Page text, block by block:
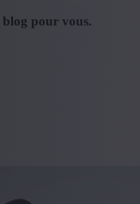
blog pour vous.